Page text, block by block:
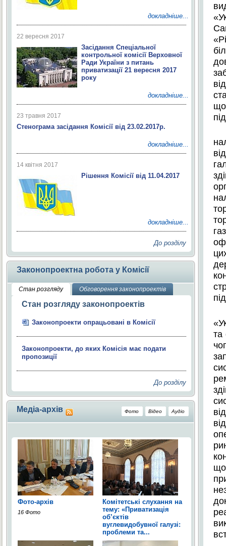
докладніше...
22 вересня 2017
Засідання Спеціальної
контрольної комісії Верховної
Ради України з питань
приватизації 21 вересня 2017
року
докладніше...
23 травня 2017
Стенограма засідання Комісії від 23.02.2017р.
докладніше...
14 квітня 2017
Рішення Комісії від 11.04.2017
докладніше...
До розділу
Законопроектна робота у Комісії
Стан розгляду Обговорення законопроектів
Стан розгляду законопроектів
Законопроекти опрацьовані в Комісії
Законопроекти, до яких Комісія має подати
пропозиції
До розділу
Аудіо
Відео
Фото
Медіа-архів
Фото-архів
16 Фото
Комітетські слухання на
тему: «Приватизація
об’єктів
вуглевидобувної галузі:
проблеми та...
2 Фото
С
«
б
та